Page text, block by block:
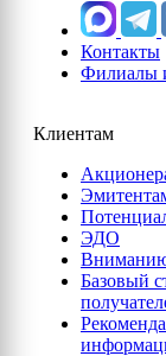
Контакты
Филиалы
Клиентам
ЭДО
Базовый